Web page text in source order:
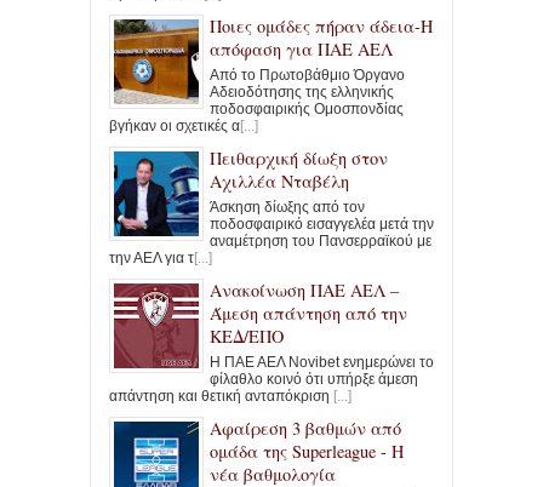
Ποιες ομάδες πήραν άδεια-Η
απόφαση για ΠΑΕ ΑΕΛ
Από το Πρωτοβάθμιο Όργανο
Αδειοδότησης της ελληνικής
ποδοσφαιρικής Ομοσπονδίας
βγήκαν οι σχετικές α[...]
Πειθαρχική δίωξη στον
Αχιλλέα Νταβέλη
Άσκηση δίωξης από τον
ποδοσφαιρικό εισαγγελέα μετά την
αναμέτρηση του Πανσερραϊκού με
την ΑΕΛ για τ[...]
Ανακοίνωση ΠΑΕ ΑΕΛ –
Άμεση απάντηση από την
ΚΕΔ/ΕΠΟ
Η ΠΑΕ ΑΕΛ Novibet ενημερώνει το
φίλαθλο κοινό ότι υπήρξε άμεση
απάντηση και θετική ανταπόκριση [...]
Αφαίρεση 3 βαθμών από
ομάδα της Superleague - Η
νέα βαθμολογία